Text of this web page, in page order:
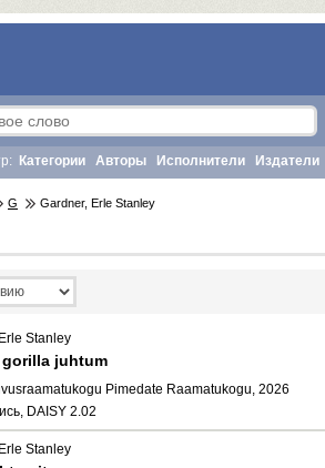
Категории Авторы Исполнители Издатели
G Gardner, Erle Stanley
Stanley
gorilla juhtum
Pimedate Raamatukogu, 2026
DAISY 2.02
Stanley